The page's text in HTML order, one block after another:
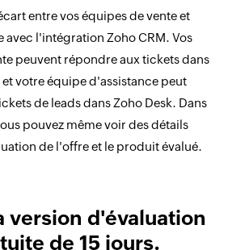
entre vos équipes de vente et
avec l'intégration Zoho CRM. Vos
peuvent répondre aux tickets dans
et votre équipe d'assistance peut
de leads dans Zoho Desk. Dans
pouvez même voir des détails
de l'offre et le produit évalué.
version d'évaluation
de 15 jours.